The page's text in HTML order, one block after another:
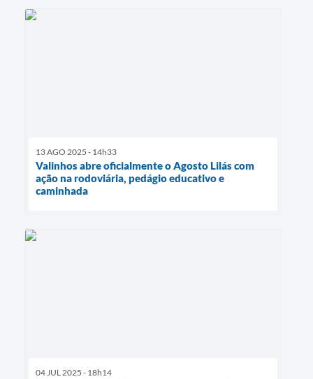
13 AGO 2025 - 14h33
Valinhos abre oficialmente o Agosto Lilás com
ação na rodoviária, pedágio educativo e
caminhada
04 JUL 2025 - 18h14